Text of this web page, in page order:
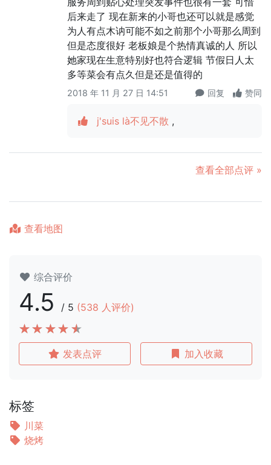
后来走了 现在新来的小哥也还可以就是感觉
为人有点木讷可能不如之前那个小哥那么周到
但是态度很好 老板娘是个热情真诚的人 所以
她家现在生意特别好也符合逻辑 节假日人太
多等菜会有点久但是还是值得的
2018 年 11 月 27 日 14:51 回复 赞同
j'suis là不见不散 ,
查看全部点评 »
查看地图
综合评价
4.5 / 5 (538 人评价)
发表点评 加入收藏
标签
川菜
烧烤